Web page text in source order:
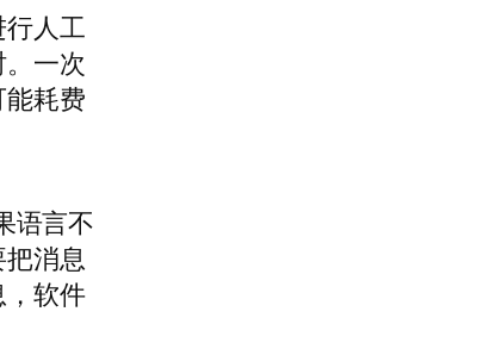
人工
一次
耗费
语言不
消息
软件